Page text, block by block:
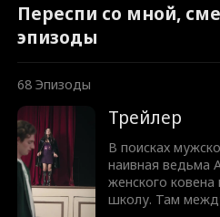
Переспи со мной,
эпизоды
68 Эпизоды
Трейлер
В поисках
наивная ведьма
женского
школу. Там